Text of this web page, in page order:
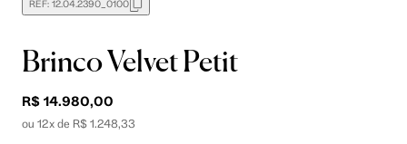
REF: 12.04.2390_0100
Brinco Velvet Petit
R$ 14.980,00
ou 12x de R$ 1.248,33